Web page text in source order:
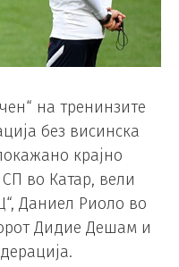
на тренинзите
без висинска
крајно
во Катар, вели
Даниел Риоло во
Дидие Дешам и